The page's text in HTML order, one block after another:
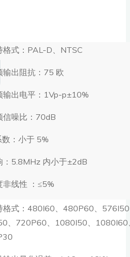
式：PAL-D、NTSC
出阻抗：75 欧
出电平：1Vp-p±10%
噪比：70dB
：小于 5%
5.8MHz 内小于±2dB
线性 ：≤5%
式：480I60、480P60、
、720P60、1080I50、